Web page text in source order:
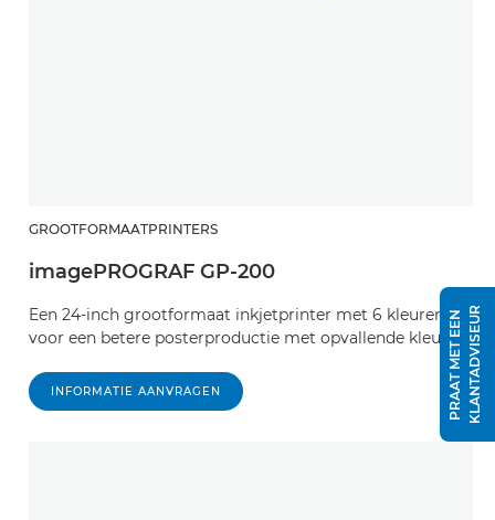
GROOTFORMAATPRINTERS
imagePROGRAF GP-200
Een 24-inch grootformaat inkjetprinter met 6 kleuren
voor een betere posterproductie met opvallende kleuren.
INFORMATIE AANVRAGEN P
R
A
A
T
M
E
T
E
E
N
K
L
A
N
T
A
D
V
I
S
E
UR